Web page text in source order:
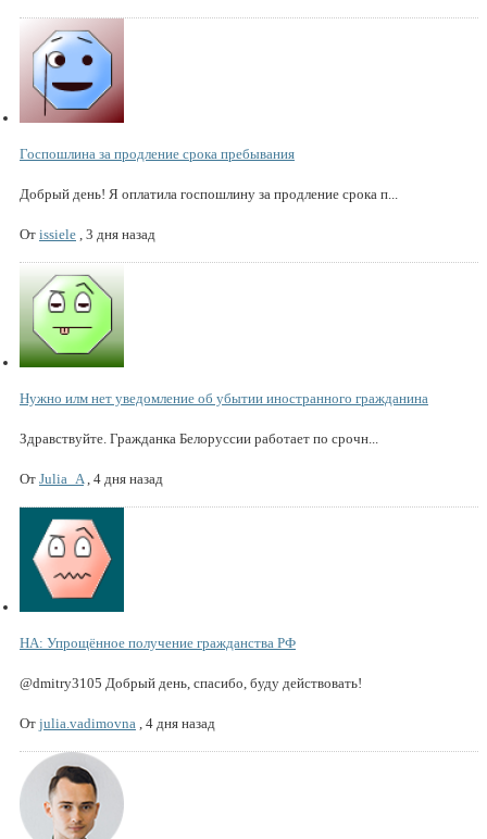
Госпошлина за продление срока пребывания
Добрый день! Я оплатила госпошлину за продление срока п...
От issiele , 3 дня назад
Нужно илм нет уведомление об убытии иностранного гражданина
Здравствуйте. Гражданка Белоруссии работает по срочн...
От Julia_A, 4 дня назад
НА: Упрощённое получение гражданства РФ
@dmitry3105 Добрый день, спасибо, буду действовать!
От julia.vadimovna , 4 дня назад